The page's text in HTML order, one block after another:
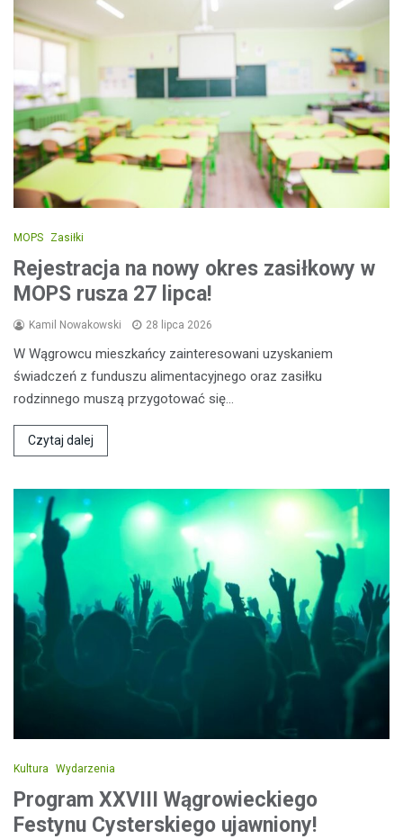
MOPS Zasiłki
Rejestracja na nowy okres zasiłkowy w
MOPS rusza 27 lipca!
Kamil Nowakowski 28 lipca 2026
W Wągrowcu mieszkańcy zainteresowani uzyskaniem
świadczeń z funduszu alimentacyjnego oraz zasiłku
rodzinnego muszą przygotować się…
Czytaj dalej
Kultura Wydarzenia
Program XXVIII Wągrowieckiego
Festynu Cysterskiego ujawniony!